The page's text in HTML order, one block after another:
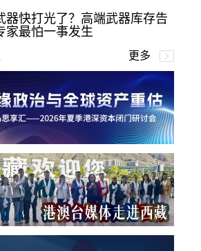
器快打光了？高端武器库存告
家最怕一事发生
更多